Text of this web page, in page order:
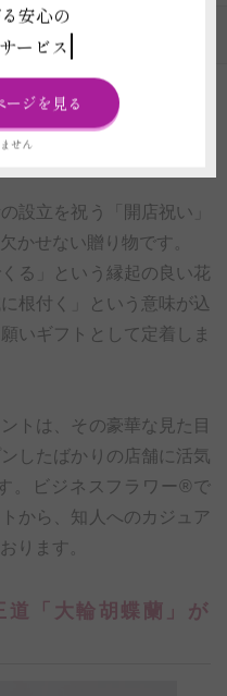
一覧
の選び方とマナー｜
設立を祝う「開店祝い」
かせない贈り物です。
る」という縁起の良い花
根付く」という意味が込
いギフトとして定着しま
トは、その豪華な見た目
したばかりの店舗に活気
。ビジネスフラワー®で
から、知人へのカジュア
ります。
「大輪胡蝶蘭」が
安心の
ービス
ジを見る
せん